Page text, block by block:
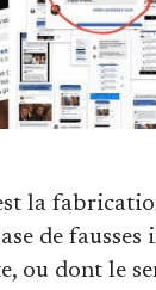
la
de
ou dont le